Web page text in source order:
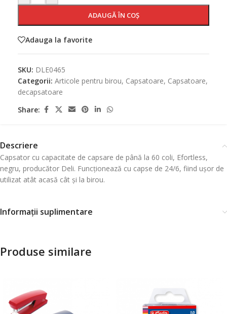
ADAUGĂ ÎN COȘ
Adauga la favorite
SKU: DLE0465
Categorii: Articole pentru birou, Capsatoare, Capsatoare,
decapsatoare
Share:
Descriere
Capsator cu capacitate de capsare de până la 60 coli, Efortless,
negru, producător Deli. Funcționează cu capse de 24/6, fiind ușor de
utilizat atât acasă cât și la birou.
Informații suplimentare
Produse similare